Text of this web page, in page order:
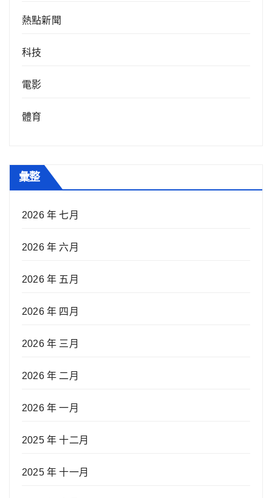
熱點新聞
科技
電影
體育
彙整
2026 年 七月
2026 年 六月
2026 年 五月
2026 年 四月
2026 年 三月
2026 年 二月
2026 年 一月
2025 年 十二月
2025 年 十一月